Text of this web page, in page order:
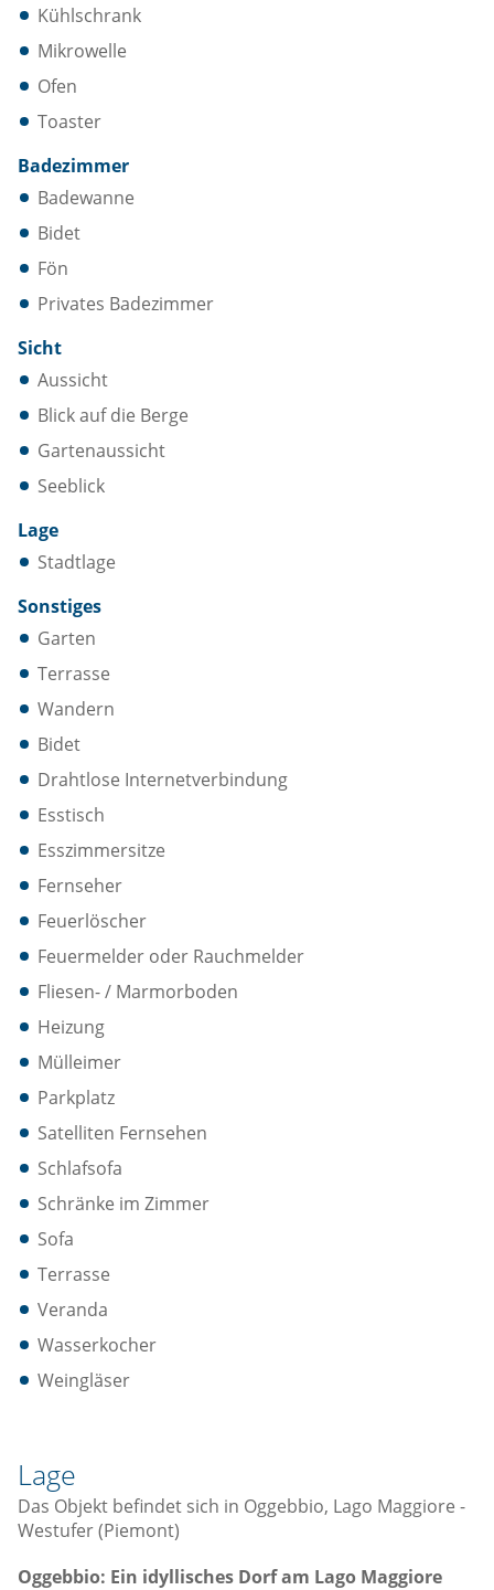
Kühlschrank
Mikrowelle
Ofen
Toaster
Badezimmer
Badewanne
Bidet
Fön
Privates Badezimmer
Sicht
Aussicht
Blick auf die Berge
Gartenaussicht
Seeblick
Lage
Stadtlage
Sonstiges
Garten
Terrasse
Wandern
Bidet
Drahtlose Internetverbindung
Esstisch
Esszimmersitze
Fernseher
Feuerlöscher
Feuermelder oder Rauchmelder
Fliesen- / Marmorboden
Heizung
Mülleimer
Parkplatz
Satelliten Fernsehen
Schlafsofa
Schränke im Zimmer
Sofa
Terrasse
Veranda
Wasserkocher
Weingläser
Lage
Das Objekt befindet sich in Oggebbio, Lago Maggiore -
Westufer (Piemont)
Oggebbio: Ein idyllisches Dorf am Lago Maggiore